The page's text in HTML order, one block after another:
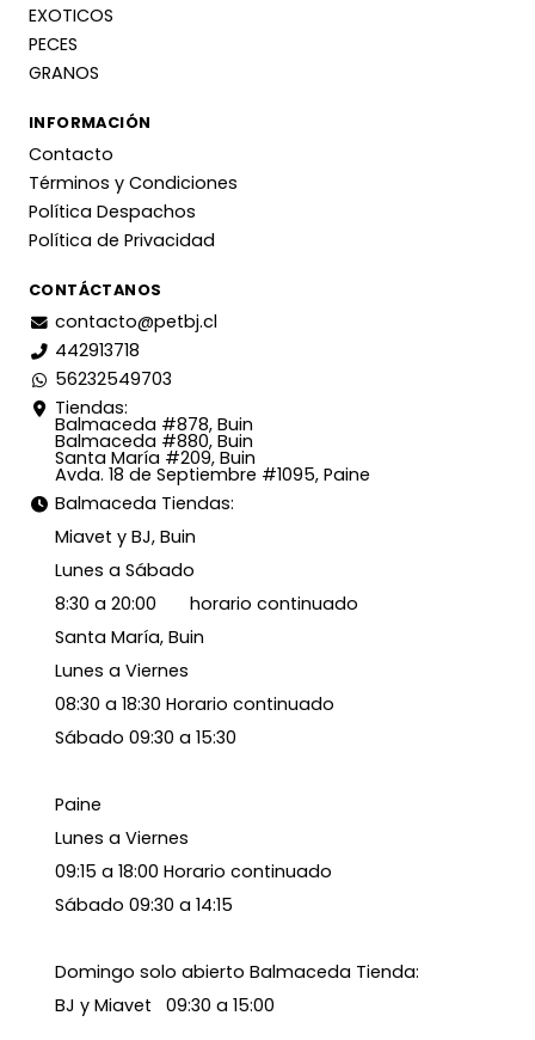
EXOTICOS
PECES
GRANOS
INFORMACIÓN
Contacto
Términos y Condiciones
Política Despachos
Política de Privacidad
CONTÁCTANOS
contacto@petbj.cl
442913718
56232549703
Tiendas:
Balmaceda #878, Buin
Balmaceda #880, Buin
Santa María #209, Buin
Avda. 18 de Septiembre #1095, Paine
Balmaceda Tiendas:
Miavet y BJ, Buin
Lunes a Sábado
8:30 a 20:00 horario continuado
Santa María, Buin
Lunes a Viernes
08:30 a 18:30 Horario continuado
Sábado 09:30 a 15:30
Paine
Lunes a Viernes
09:15 a 18:00 Horario continuado
Sábado 09:30 a 14:15
Domingo solo abierto Balmaceda Tienda:
BJ y Miavet 09:30 a 15:00